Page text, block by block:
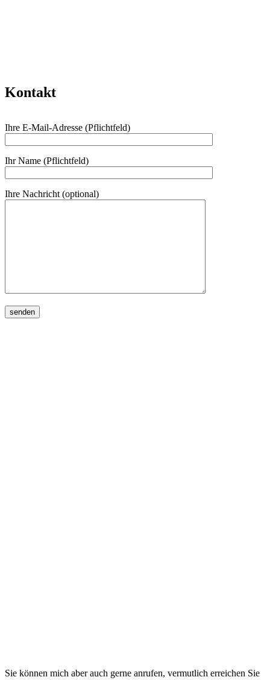
Kontakt
Ihre E-Mail-Adresse (Pflichtfeld)
Ihr Name (Pflichtfeld)
Ihre Nachricht (optional)
Sie können mich aber auch gerne anrufen, vermutlich erreichen Sie